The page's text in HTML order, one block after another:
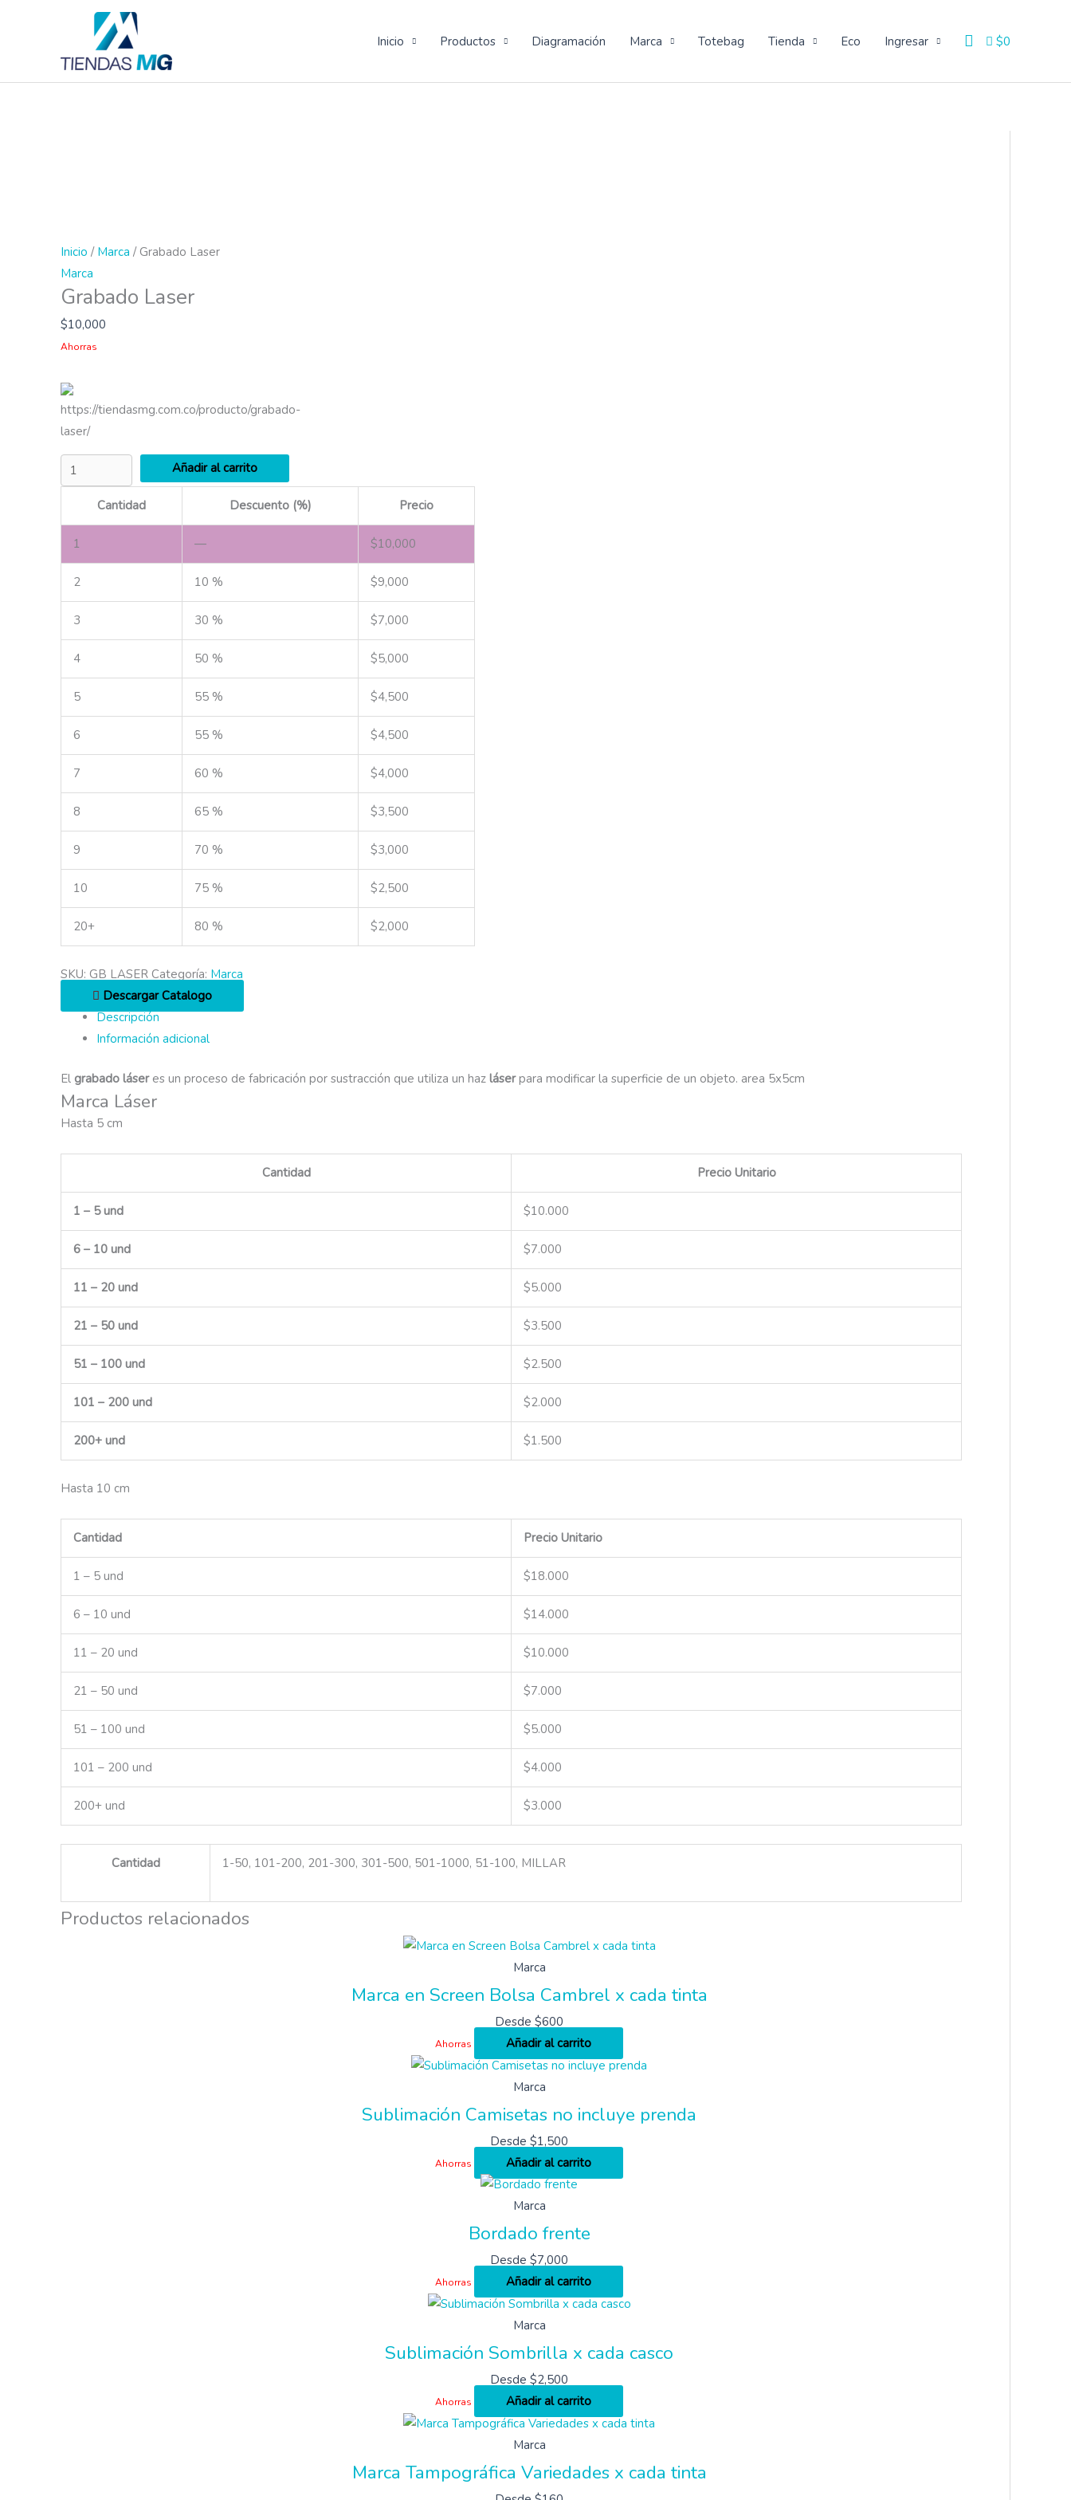
Inicio Productos Diagramación Marca Totebag Tienda Eco Ingresar Buscar
$0
Inicio / Marca / Grabado Laser
Marca
Grabado Laser
$10,000
Ahorras
https://tiendasmg.com.co/producto/grabado-
laser/
Añadir al carrito
Cantidad Descuento (%) Precio
1 — $10,000
2 10 % $9,000
3 30 % $7,000
4 50 % $5,000
5 55 % $4,500
6 55 % $4,500
7 60 % $4,000
8 65 % $3,500
9 70 % $3,000
10 75 % $2,500
20+ 80 % $2,000
SKU: GB LASER Categoría: Marca
Descargar Catalogo
Descripción
Información adicional
El grabado láseres un proceso de fabricación por sustracción que utiliza un haz láserpara modificar la superficie de un objeto. area 5x5cm
Marca Láser
Hasta 5 cm
Cantidad Precio Unitario
1 – 5 und $10.000
6 – 10 und $7.000
11 – 20 und $5.000
21 – 50 und $3.500
51 – 100 und $2.500
101 – 200 und $2.000
200+ und $1.500
Hasta 10 cm
Cantidad Precio Unitario
1 – 5 und $18.000
6 – 10 und $14.000
11 – 20 und $10.000
21 – 50 und $7.000
51 – 100 und $5.000
101 – 200 und $4.000
200+ und $3.000
Cantidad 1-50, 101-200, 201-300, 301-500, 501-1000, 51-100, MILLAR
Productos relacionados
Marca
Marca en Screen Bolsa Cambrel x cada tinta
Desde $600
Ahorras Añadir al carrito
Marca
Sublimación Camisetas no incluye prenda
Desde $1,500
Ahorras Añadir al carrito
Marca
Bordado frente
Desde $7,000
Ahorras Añadir al carrito
Marca
Sublimación Sombrilla x cada casco
Desde $2,500
Ahorras Añadir al carrito
Marca
Marca Tampográfica Variedades x cada tinta